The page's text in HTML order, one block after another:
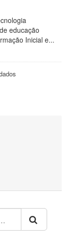
educação
Inicial e...